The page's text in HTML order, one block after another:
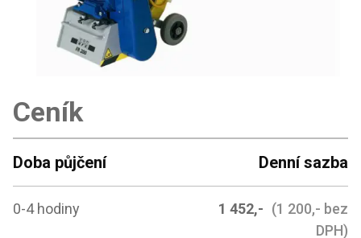
Ceník
Doba půjčení Denní sazba
0-4 hodiny 1 452,- (1 200,- bez
DPH)